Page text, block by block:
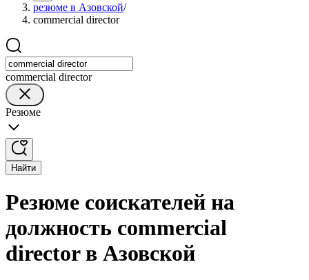
резюме в Азовской/
commercial director
commercial director
Резюме
Найти
Резюме соискателей на
должность commercial
director в Азовской